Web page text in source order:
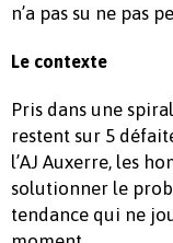
n’a pas su ne pas
Le contexte
Pris dans une
restent sur 5
l’AJ Auxerre, les
solutionner le
tendance qui ne